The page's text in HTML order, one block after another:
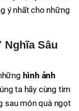
ý nhất cho những
Nghĩa Sâu
hình ảnh
ta hãy cùng tìm
sau món quà ngọt